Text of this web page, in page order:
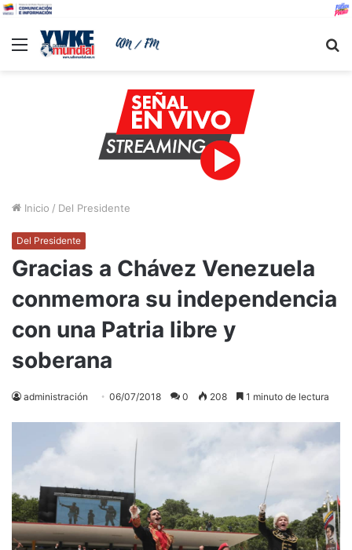
Menu
Inicio / Del Presidente
Del Presidente
Gracias a Chávez Venezuela
conmemora su independencia
con una Patria libre y
soberana
administración 06/07/2018 0 208 1 minuto de lectura